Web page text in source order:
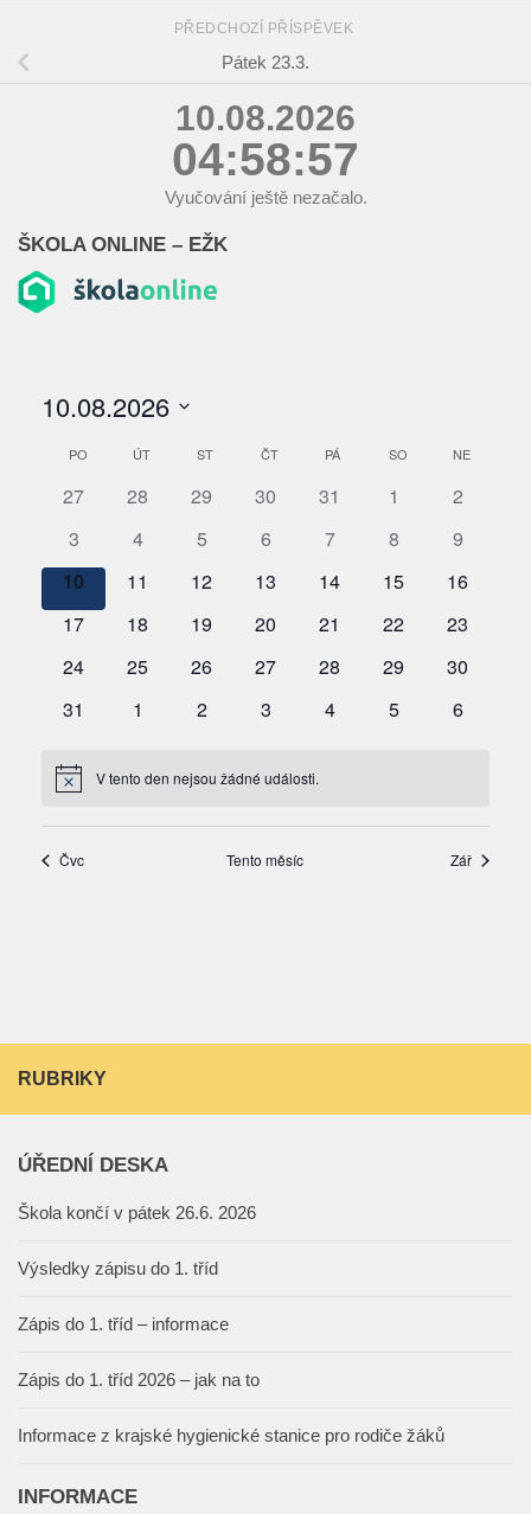
PŘEDCHOZÍ PŘÍSPĚVEK
Pátek 23.3.
10.08.2026
04:58:57
Vyučování ještě nezačalo.
ŠKOLA ONLINE – EŽK
RUBRIKY
ÚŘEDNÍ DESKA
Škola končí v pátek 26.6. 2026
Výsledky zápisu do 1. tříd
Zápis do 1. tříd – informace
Zápis do 1. tříd 2026 – jak na to
Informace z krajské hygienické stanice pro rodiče žáků
INFORMACE